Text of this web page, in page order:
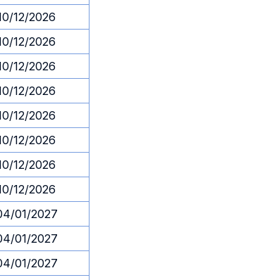
12/2026
12/2026
12/2026
12/2026
12/2026
12/2026
12/2026
12/2026
01/2027
01/2027
01/2027